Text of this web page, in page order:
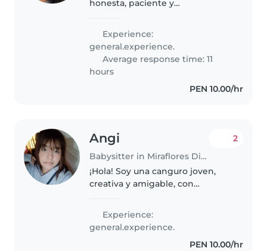
honesta, paciente y
de Gastronomía, lo que me ha
permitido desarrollar disciplina,
organización..
Experience:
general.experience.
Average response time: 11
hours
PEN 10.00/hr
Angi
Babysitter in Miraflores District
2
¡Hola! Soy una canguro joven,
creativa y amigable, con
todas las edades. Me encanta
leer cuentos, hacer
manualidades y enseñar idiomas.
Experience:
general.experience.
PEN 10.00/hr